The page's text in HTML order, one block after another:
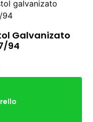
Galvanizato
94